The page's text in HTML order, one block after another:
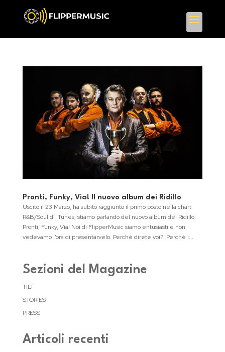
Pronti, Funky, Via! Il nuovo album dei Ridillo
Uscito il 23 Marzo, ha subito raggiunto il primo posto nella chart
R&B/Soul di iTunes, stiamo parlando del nuovo album dei Ridillo:
Pronti, Funky, Via! Noi di FlipperMusic siamo entusiasti e non
vedevamo l’ora di presentarvelo. Perchè direte voi?! Perchè i...
Sezioni del Magazine
TILT
STORIES
PRESS
Articoli recenti